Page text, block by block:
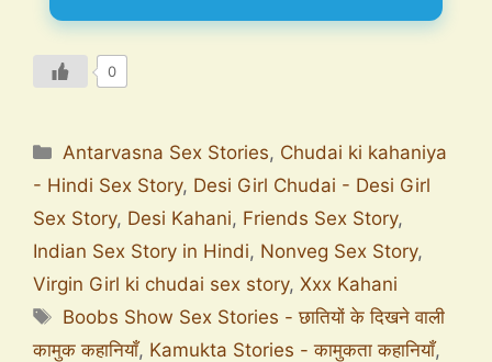
0
Antarvasna Sex Stories, Chudai ki kahaniya
- Hindi Sex Story, Desi Girl Chudai - Desi Girl
Sex Story, Desi Kahani, Friends Sex Story,
Indian Sex Story in Hindi, Nonveg Sex Story,
Virgin Girl ki chudai sex story, Xxx Kahani
Boobs Show Sex Stories - छातियों के दिखने वाली
कामुक कहानियाँ, Kamukta Stories - कामुकता कहानियाँ,